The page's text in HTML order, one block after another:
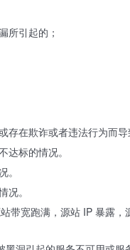
所引起的；
在欺诈或者违法行为而导
标的情况。
。
带宽跑满，源站 IP 暴露